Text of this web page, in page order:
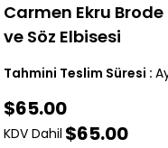
Carmen Ekru Brode
ve Söz Elbisesi
Tahmini Teslim Süresi :
$65.00
KDV Dahil $65.00